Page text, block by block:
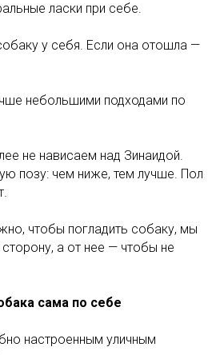
ласки при себе.
у себя. Если она отошла —
небольшими подходами по
не нависаем над Зинаидой.
позу: чем ниже, тем лучше. Пол
чтобы погладить собаку, мы
а от нее — чтобы не
сама по себе
настроенным уличным